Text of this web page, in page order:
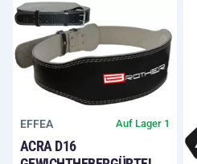
EFFEA Auf Lager 1
ACRA D16